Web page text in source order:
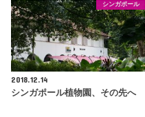
シンガポール
2018.12.14
シンガポール植物園、その先へ